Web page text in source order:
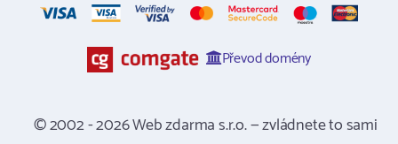
Převod domény
© 2002 - 2026 Web zdarma s.r.o. — zvládnete to sami